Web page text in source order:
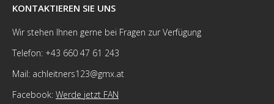
KONTAKTIEREN SIE UNS
Wir stehen Ihnen gerne bei Fragen zur Verfügung
Telefon: +43 660 47 61 243
Mail: achleitners123@gmx.at
Facebook: Werde jetzt FAN